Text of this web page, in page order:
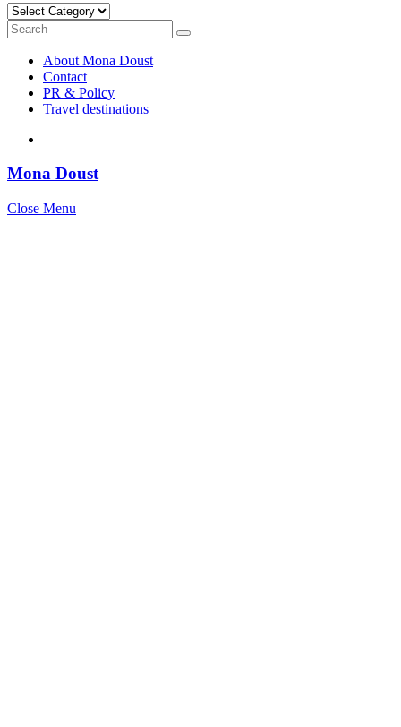
Categories
Search
for:
Search
About Mona Doust
Contact
PR & Policy
Travel destinations
Mona Doust
Close Menu